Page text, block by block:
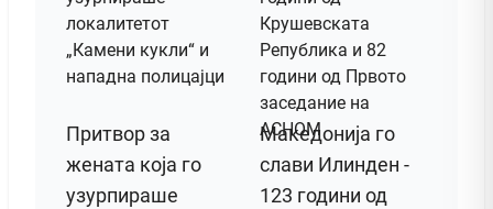
Притвор за
жената која го
узурпираше
Македонија го
слави Илинден -
123 години од